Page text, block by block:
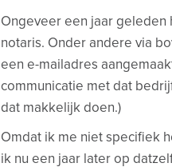
Ongeveer een jaar geleden
notaris. Onder andere via
een e-mailadres
communicatie met dat
dat makkelijk doen.)
Omdat ik me niet specifiek
ik nu een jaar later op